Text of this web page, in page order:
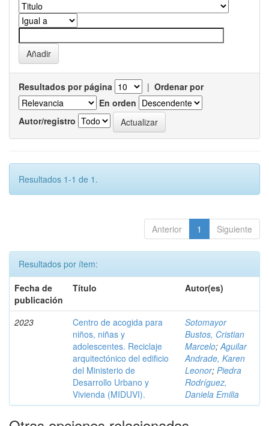
Resultados por página | Ordenar por
En orden
Autor/registro
Resultados 1-1 de 1.
Anterior 1 Siguiente
Resultados por ítem:
Fecha de
publicación
Título Autor(es)
2023
Centro de acogida para
niños, niñas y
adolescentes. Reciclaje
arquitectónico del edificio
del Ministerio de
Desarrollo Urbano y
Vivienda (MIDUVI).
Sotomayor
Bustos, Cristian
Marcelo;Aguilar
Andrade, Karen
Leonor; Piedra
Rodríguez,
Daniela Emilia